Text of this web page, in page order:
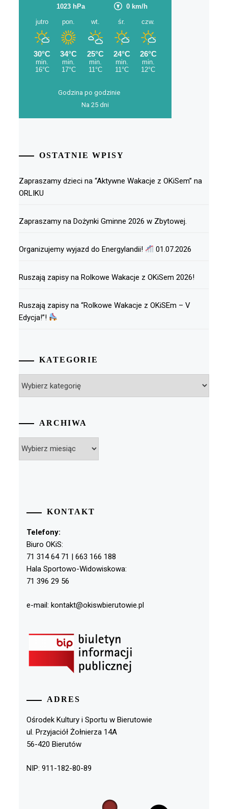
Godzina po godzinie
Na 25 dni
OSTATNIE WPISY
Zapraszamy dzieci na “Aktywne Wakacje z OKiSem” na
ORLIKU
Zapraszamy na Dożynki Gminne 2026 w Zbytowej.
Organizujemy wyjazd do Energylandii! 01.07.2026
Ruszają zapisy na Rolkowe Wakacje z OKiSem 2026!
Ruszają zapisy na “Rolkowe Wakacje z OKiSEm – V
Edycja!”!
KATEGORIE
ARCHIWA
KONTAKT
Telefony:
Biuro OKiS:
71 314 64 71 | 663 166 188
Hala Sportowo-Widowiskowa:
71 396 29 56
e-mail: kontakt@okiswbierutowie.pl
ADRES
Ośrodek Kultury i Sportu w Bierutowie
ul. Przyjaciół Żołnierza 14A
56-420 Bierutów
NIP: 911-182-80-89